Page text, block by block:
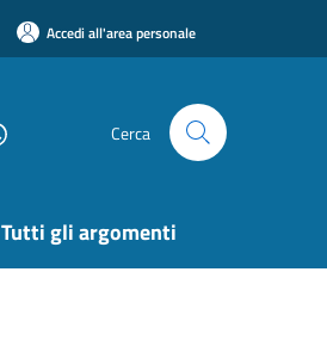
Accedi all'area personale
Cerca
Tutti gli argomenti